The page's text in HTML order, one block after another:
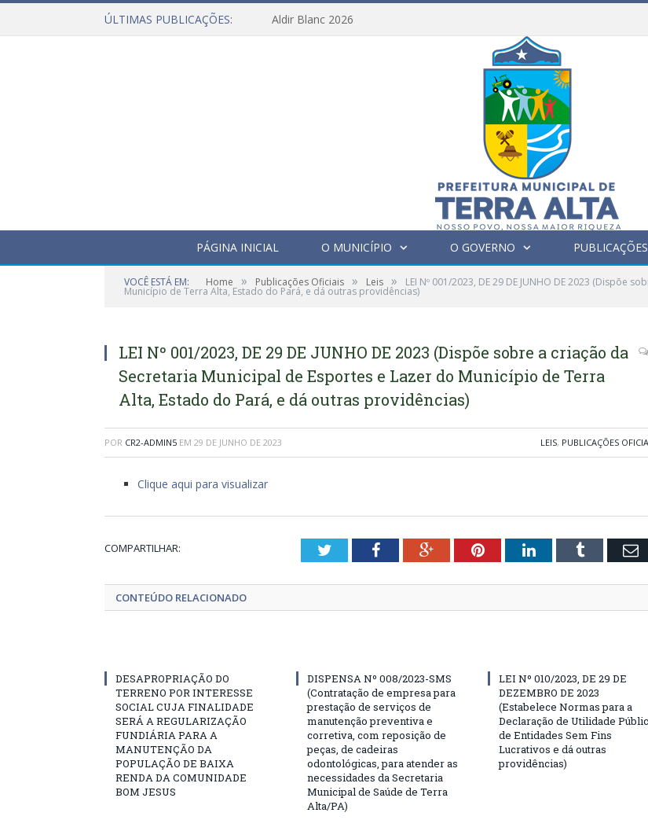
ÚLTIMAS PUBLICAÇÕES: Aldir Blanc 2026
PÁGINA INICIAL O MUNICÍPIO O GOVERNO
VOCÊ ESTÁ EM: Home » Publicações Oficiais » Leis » LEI Nº 001/2023, DE 29 DE JUNHO DE 2023 (Dispõe
Município de Terra Alta, Estado do Pará, e dá outras providências)
LEI Nº 001/2023, DE 29 DE JUNHO DE 2023 (Dispõe sobre a criação da
Secretaria Municipal de Esportes e Lazer do Município de Terra
Alta, Estado do Pará, e dá outras providências)
POR CR2-ADMIN5 EM 29 DE JUNHO DE 2023 LEIS, PUBLICAÇÕES
Clique aqui para visualizar
COMPARTILHAR: TwitterFacebookGoogle+PinterestLinkedInTumblr
CONTEÚDO RELACIONADO
DESAPROPRIAÇÃO DO
TERRENO POR INTERESSE
SOCIAL CUJA FINALIDADE
SERÁ A REGULARIZAÇÃO
FUNDIÁRIA PARA A
MANUTENÇÃO DA
POPULAÇÃO DE BAIXA
RENDA DA COMUNIDADE
BOM JESUS
DISPENSA Nº 008/2023-SMS
(Contratação de empresa para
prestação de serviços de
manutenção preventiva e
corretiva, com reposição de
peças, de cadeiras
odontológicas, para atender as
necessidades da Secretaria
Municipal de Saúde de Terra
Alta/PA)
LEI Nº 010/2023, DE 29 DE
DEZEMBRO DE 2023
(Estabelece Normas para a
Declaração de Utilidade
de Entidades Sem Fins
Lucrativos e dá outras
providências)